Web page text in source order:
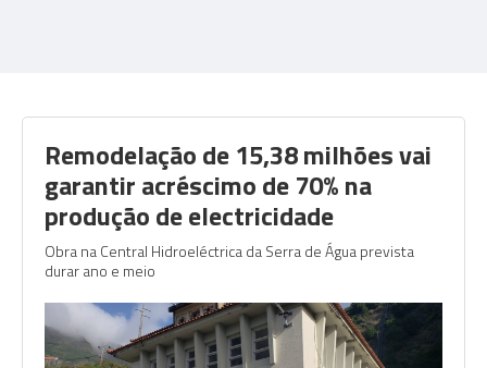
Remodelação de 15,38 milhões vai
garantir acréscimo de 70% na
produção de electricidade
Obra na Central Hidroeléctrica da Serra de Água prevista
durar ano e meio